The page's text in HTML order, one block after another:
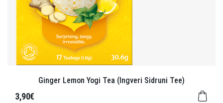
Ginger Lemon Yogi Tea (Ingveri Sidruni Tee)
3,90€